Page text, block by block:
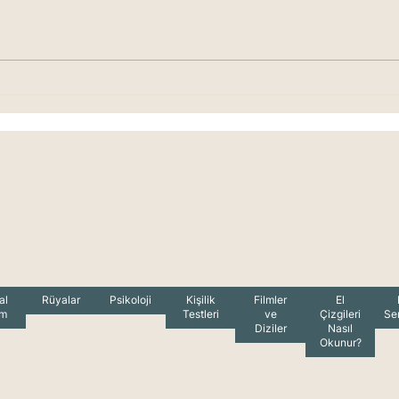
Rüyalar Psikoloji
Kişilik
Testleri
Filmler
ve
Diziler
El
Çizgileri
Nasıl
Okunur?